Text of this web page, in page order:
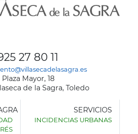
27 80 11
Plaza Mayor, 18
de la Sagra, Toledo
SERVICIOS
INCIDENCIAS URBANAS